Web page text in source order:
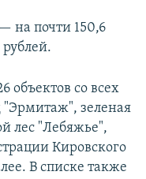
на почти 150,6
объектов со всех
"Эрмитаж", зеленая
лес "Лебяжье",
Кировского
В списке также